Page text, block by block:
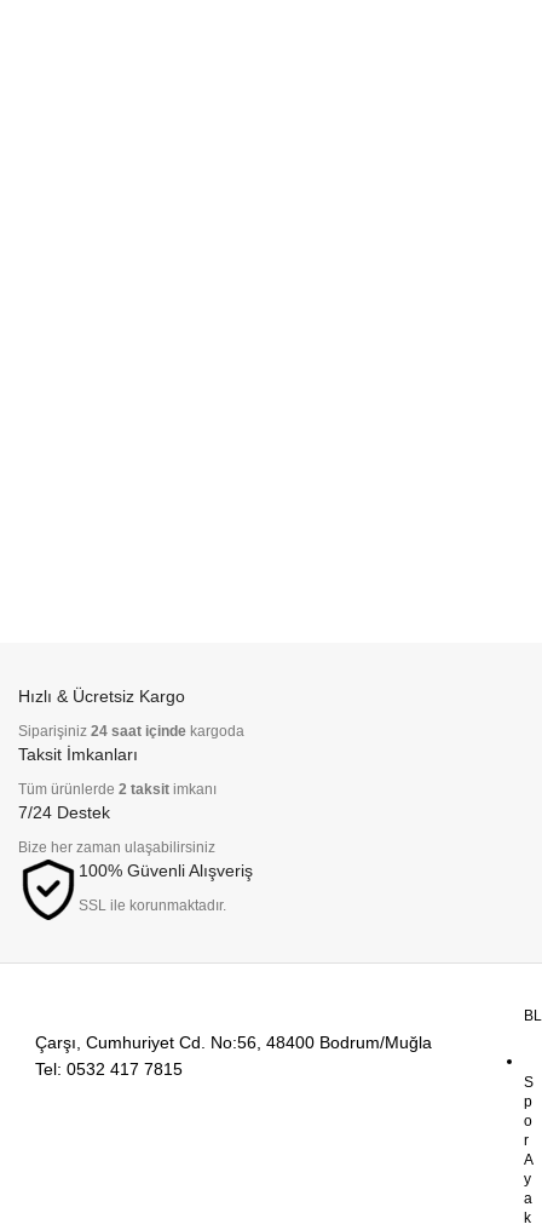
Hızlı & Ücretsiz Kargo
Siparişiniz 24 saat içinde kargoda
Taksit İmkanları
Tüm ürünlerde 2 taksit imkanı
7/24 Destek
Bize her zaman ulaşabilirsiniz
100% Güvenli Alışveriş
SSL ile korunmaktadır.
Çarşı, Cumhuriyet Cd. No:56, 48400 Bodrum/Muğla
Tel: 0532 417 7815
S
p
o
r
A
y
a
k